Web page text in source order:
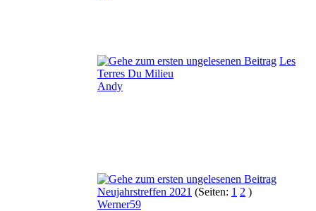
Les
Terres Du Milieu
Andy
Neujahrstreffen 2021 (Seiten: 1 2 )
Werner59